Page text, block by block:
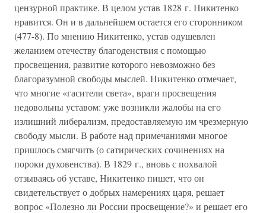
цензурной практике. В целом устав 1828 г. Никитенко
нравится. Он и в дальнейшем остается его сторонником
(477-8). По мнению Никитенко, устав одушевлен
желанием отечеству благоденствия с помощью
просвещения, развитие которого невозможно без
благоразумной свободы мыслей. Никитенко отмечает,
что многие «гасители света», враги просвещения
недовольны уставом: уже возникли жалобы на его
излишний либерализм, предоставляемую им чрезмерную
свободу мысли. В работе над примечаниями многое
пришлось смягчить (о сатирических сочинениях на
пороки духовенства). В 1829 г., вновь с похвалой
отзываясь об уставе, Никитенко пишет, что он
свидетельствует о добрых намерениях царя, решает
вопрос «Полезно ли России просвещение?» и решает его